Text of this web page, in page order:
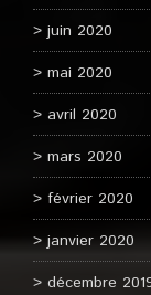
juin 2020
mai 2020
avril 2020
mars 2020
février 2020
janvier 2020
décembre